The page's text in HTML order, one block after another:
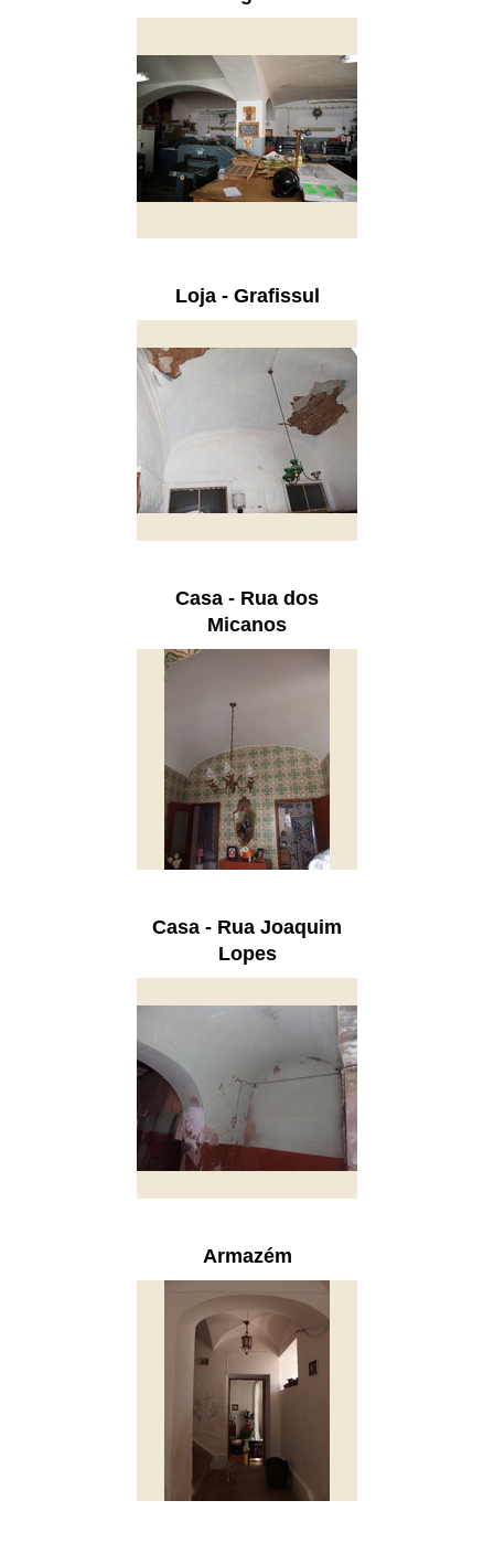
Loja - Grafissul
Casa - Rua dos
Micanos
Casa - Rua Joaquim
Lopes
Armazém